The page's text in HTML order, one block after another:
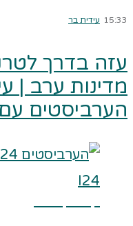
15:33 עידית בר
עזה בדרך
מדינות ערב |
הערביסטים